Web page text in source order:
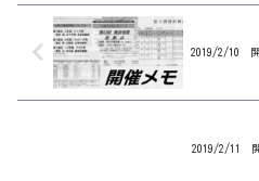
雅 上田将 濱尚美７Ｒ 林謙
佑 長尾...
2019/2/10
2019/2/11